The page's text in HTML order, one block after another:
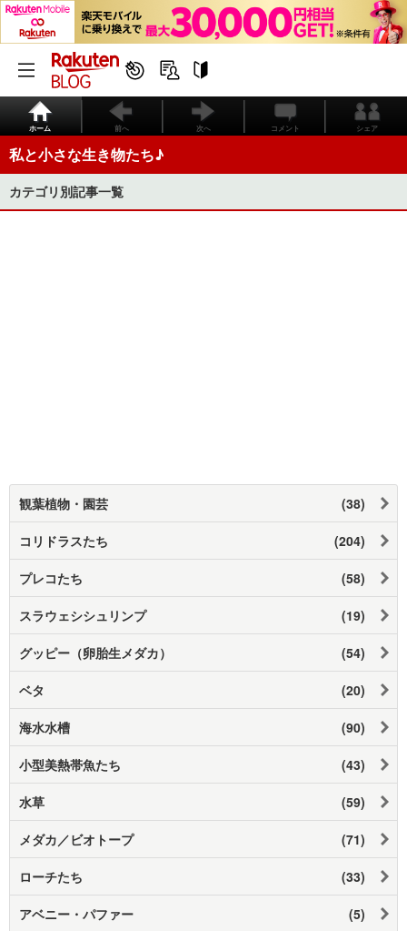
ホーム 前へ 次へ コメント シェア
私と小さな生き物たち♪
カテゴリ別記事一覧
観葉植物・園芸 (38)
コリドラスたち (204)
プレコたち (58)
スラウェシシュリンプ (19)
グッピー（卵胎生メダカ） (54)
ベタ (20)
海水水槽 (90)
小型美熱帯魚たち (43)
水草 (59)
メダカ／ビオトープ (71)
ローチたち (33)
アベニー・パファー (5)